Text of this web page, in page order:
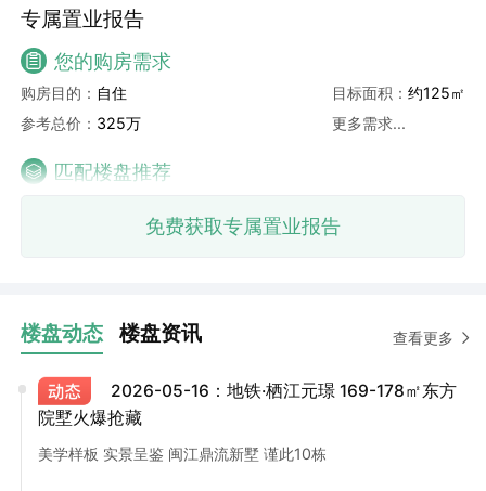
专属置业报告
您的购房需求
购房目的： 自住
参考总价： 325万
目标面积： 约125㎡
更多需求...
匹配楼盘推荐
免费获取专属置业报告
楼盘动态 楼盘资讯 查看更多
2026-05-16：地铁·栖江元璟 169-178㎡东方
院墅火爆抢藏
美学样板 实景呈鉴 闽江鼎流新墅 谨此10栋